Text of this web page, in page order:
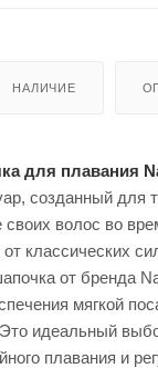
НАЛИЧИЕ
для плавания
созданный для
волос во
классических
от бренда
мягкой
Это идеальный
плавания и